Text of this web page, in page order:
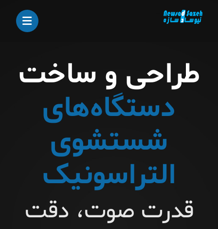
طراحی و ساخت
دستگاه‌های
شستشوی
التراسونیک
قدرت صوت، دقت